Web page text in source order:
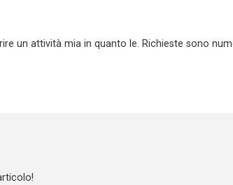
un attività mia in quanto le. Richieste sono